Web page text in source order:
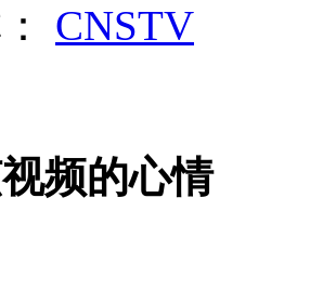
政治霸凌主义
车翻车
CNSTV
频的心情